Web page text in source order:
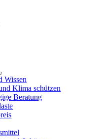
Wissen
Klima schützen
Beratung